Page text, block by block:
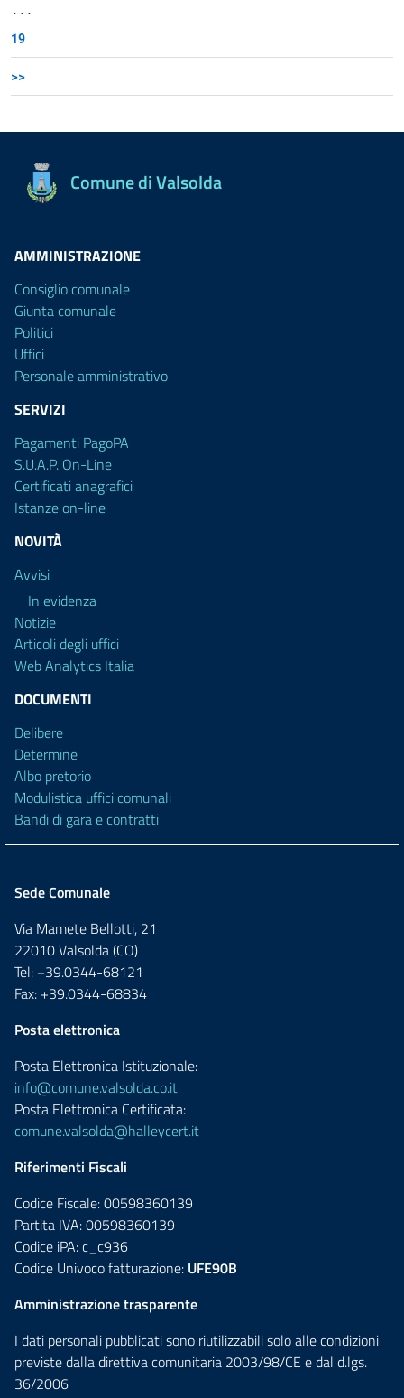
...
19
>>
Comune di Valsolda
AMMINISTRAZIONE
Consiglio comunale
Giunta comunale
Politici
Uffici
Personale amministrativo
SERVIZI
Pagamenti PagoPA
S.U.A.P. On-Line
Certificati anagrafici
Istanze on-line
NOVITÀ
Avvisi
In evidenza
Notizie
Articoli degli uffici
Web Analytics Italia
DOCUMENTI
Delibere
Determine
Albo pretorio
Modulistica uffici comunali
Bandi di gara e contratti
Sede Comunale
Via Mamete Bellotti, 21
22010 Valsolda (CO)
Tel: +39.0344-68121
Fax: +39.0344-68834
Posta elettronica
Posta Elettronica Istituzionale:
info@comune.valsolda.co.it
Posta Elettronica Certificata:
comune.valsolda@halleycert.it
Riferimenti Fiscali
Codice Fiscale: 00598360139
Partita IVA: 00598360139
Codice iPA: c_c936
Codice Univoco fatturazione: UFE90B
Amministrazione trasparente
I dati personali pubblicati sono riutilizzabili solo alle condizioni
previste dalla direttiva comunitaria 2003/98/CE e dal d.lgs.
36/2006